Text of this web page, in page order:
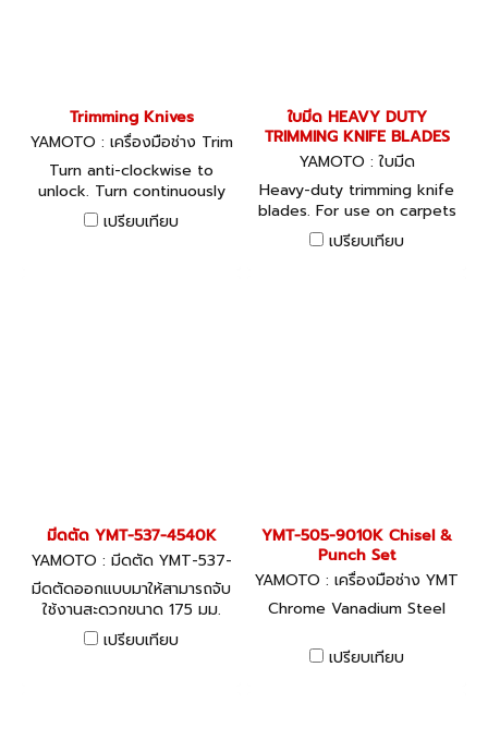
Trimming Knives
YAMOTO : เครื่องมือช่าง Trim
ming Knives
Turn anti-clockwise to
unlock. Turn continuously
to disassemble for blade
change.
เปรียบเทียบ
ใบมีด HEAVY DUTY
TRIMMING KNIFE BLADES
YAMOTO : ใบมีด
Heavy-duty trimming knife
blades. For use on carpets
and vinyl etc.
เปรียบเทียบ
มีดตัด YMT-537-4540K
YAMOTO : มีดตัด YMT-537-
4540K
มีดตัดออกแบบมาให้สามารถจับ
ใช้งานสะดวกขนาด 175 มม.
เปรียบเทียบ
YMT-505-9010K Chisel &
Punch Set
YAMOTO : เครื่องมือช่าง YMT
-505-9010K
Chrome Vanadium Steel
เปรียบเทียบ